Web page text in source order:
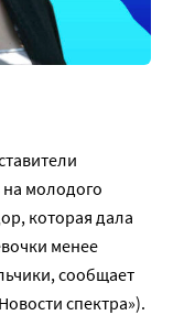
молодого
которая дала
менее
сообщает
спектра»).